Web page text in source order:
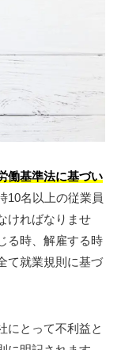
働基準法に基づい
10名以上の従業員
ければなりませ
る時、解雇する時
て就業規則に基づ
にとって不利益と